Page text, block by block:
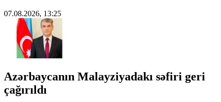
07.08.2026, 13:25
Azərbaycanın Malayziyadakı səfiri geri
çağırıldı